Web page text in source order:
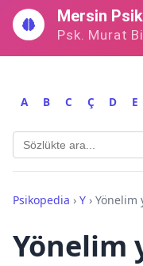
İçeriğe
geç
Mersin
Psk. Murat
A B C Ç D E
Psikopedia › Y › Yönelim
Yönelim